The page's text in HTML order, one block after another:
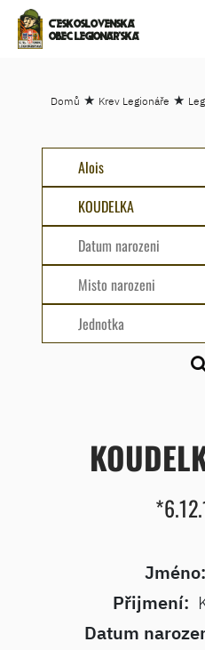
ČESKOSLOVENSKÁ
OBEC LEGIONÁŘSKÁ
Domů ★ Krev Legionáře ★
Jméno:
Přijmení:
Datum